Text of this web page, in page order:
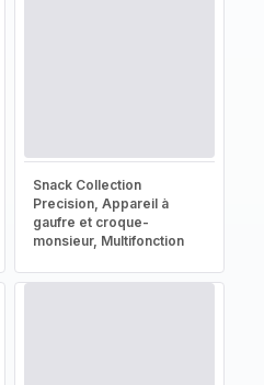
Snack Collection
Precision, Appareil à
gaufre et croque-
monsieur, Multifonction